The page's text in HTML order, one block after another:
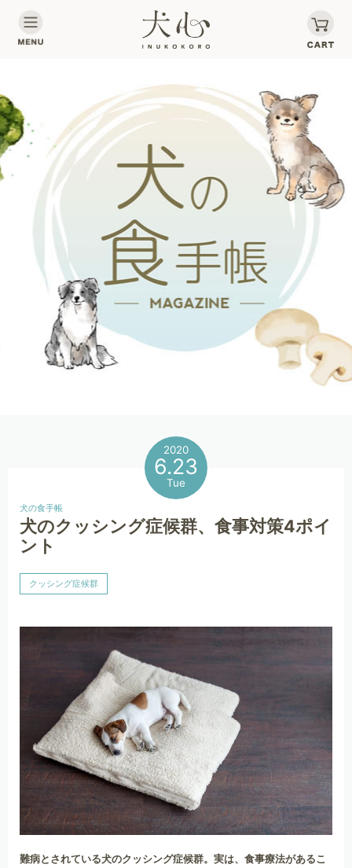
2020
6.23
Tue
犬の食手帳
犬のクッシング症候群、食事対策4ポイ
ント
クッシング症候群
難病とされている犬のクッシング症候群。実は、食事療法があるこ